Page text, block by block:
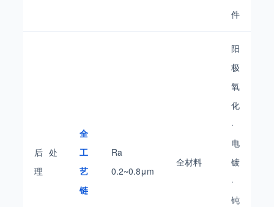
件
后处
理
全
工
艺
链
Ra
0.2~0.8μm
全材料
阳
极
氧
化
·
电
镀
·
钝